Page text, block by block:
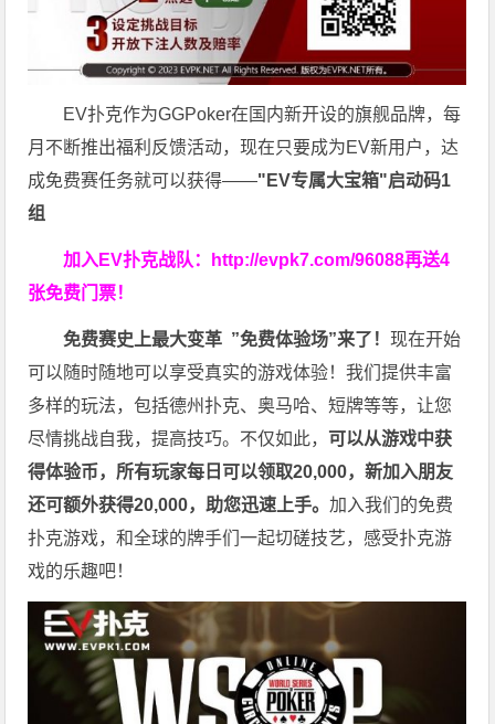
EV扑克作为GGPoker在国内新开设的旗舰品牌，每
月不断推出福利反馈活动，现在只要成为EV新用户，达
成免费赛任务就可以获得——"EV专属大宝箱"启动码1
组
加入EV扑克战队： http://evpk7.com/96088再送4
张免费门票！
免费赛史上最大变革 ”免费体验场”来了！现在开始
可以随时随地可以享受真实的游戏体验！我们提供丰富
多样的玩法，包括德州扑克、奥马哈、短牌等等，让您
尽情挑战自我，提高技巧。不仅如此， 可以从游戏中获
得体验币，所有玩家每日可以领取20,000，新加入朋友
还可额外获得20,000，助您迅速上手。加入我们的免费
扑克游戏，和全球的牌手们一起切磋技艺，感受扑克游
戏的乐趣吧！